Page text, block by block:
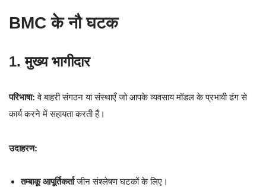
BMC के नौ घटक
1. मुख्य भागीदार
परिभाषा: वे बाहरी संगठन या संस्थाएँ जो आपके व्यवसाय मॉडल के प्रभावी ढंग से
कार्य करने में सहायता करती हैं।
उदाहरण:
तम्बाकू आपूर्तिकर्ताजीन संश्लेषण घटकों के लिए।